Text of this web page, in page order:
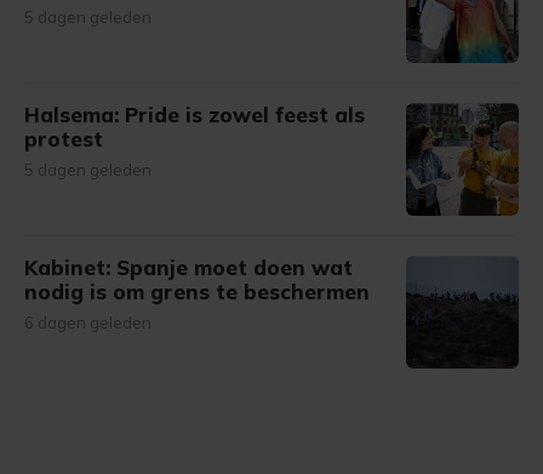
5 dagen geleden
Halsema: Pride is zowel feest als
protest
5 dagen geleden
Kabinet: Spanje moet doen wat
nodig is om grens te beschermen
6 dagen geleden